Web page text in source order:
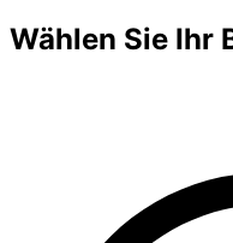
Wählen Sie Ihr